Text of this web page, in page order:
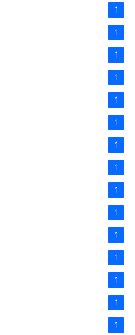
1
1
1
1
1
1
1
1
1
1
1
1
1
1
1